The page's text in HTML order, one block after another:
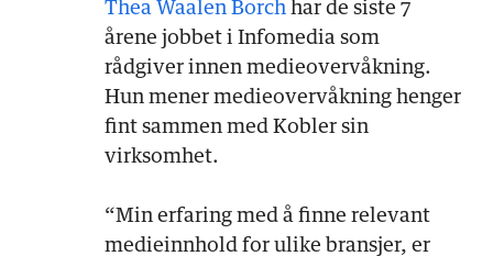
Thea Waalen Borch har de siste 7
årene jobbet i Infomedia som
rådgiver innen medieovervåkning.
Hun mener medieovervåkning henger
fint sammen med Kobler sin
virksomhet.
“Min erfaring med å finne relevant
medieinnhold for ulike bransjer, er